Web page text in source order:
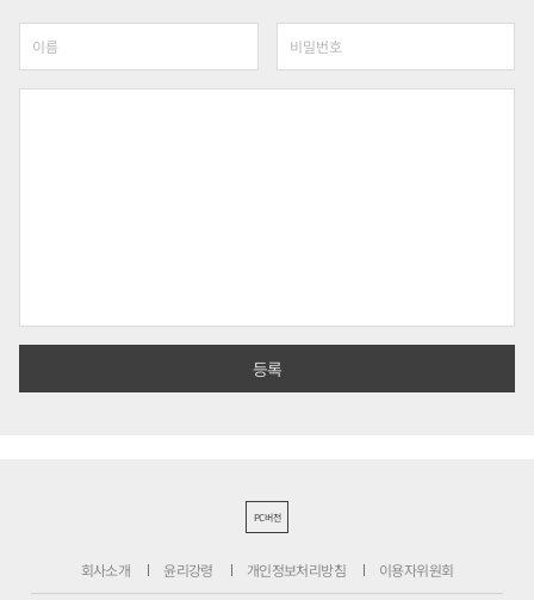
PC버전
회사소개 윤리강령 개인정보처리방침 이용자위원회